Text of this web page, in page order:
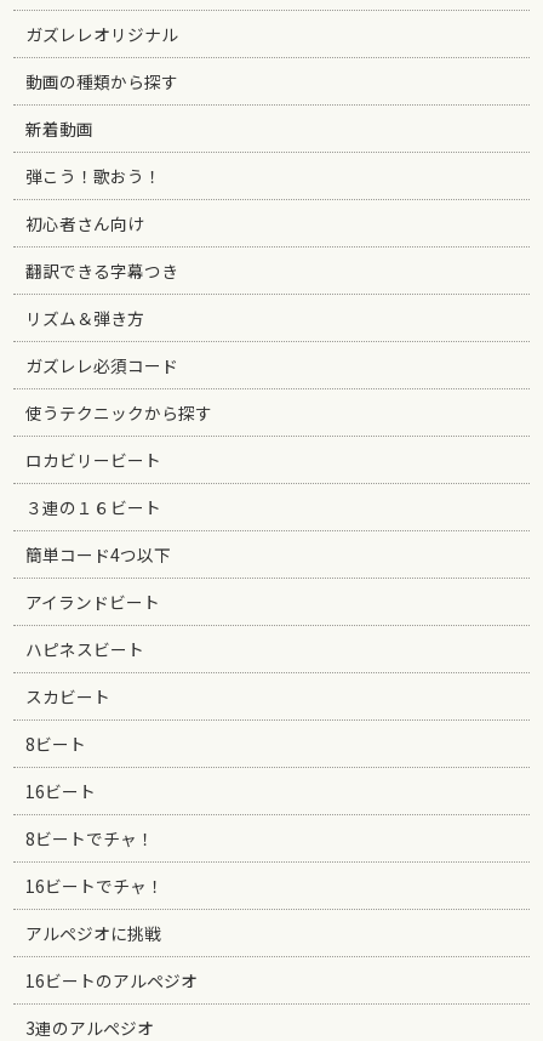
ガズレレオリジナル
動画の種類から探す
新着動画
弾こう！歌おう！
初心者さん向け
翻訳できる字幕つき
リズム＆弾き方
ガズレレ必須コード
使うテクニックから探す
ロカビリービート
３連の１６ビート
簡単コード4つ以下
アイランドビート
ハピネスビート
スカビート
8ビート
16ビート
8ビートでチャ！
16ビートでチャ！
アルペジオに挑戦
16ビートのアルペジオ
3連のアルペジオ